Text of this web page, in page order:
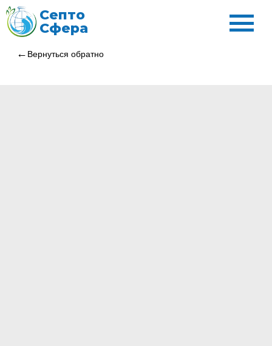
Септо
Сфера
Вернуться обратно